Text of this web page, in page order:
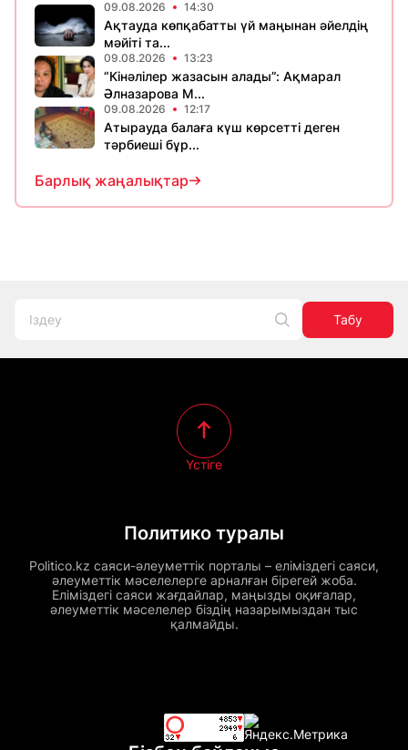
09.08.2026 14:30
Ақтауда көпқабатты үй маңынан әйелдің
мәйіті та...
09.08.2026 13:23
“Кінәлілер жазасын алады”: Ақмарал
Әлназарова М...
09.08.2026 12:17
Атырауда балаға күш көрсетті деген
тәрбиеші бұр...
Барлық жаңалықтар
Табу
Политико туралы
Politico.kz саяси-әлеуметтік порталы – еліміздегі саяси,
әлеуметтік мәселелерге арналған бірегей жоба.
Еліміздегі саяси жағдайлар, маңызды оқиғалар,
әлеуметтік мәселелер біздің назарымыздан тыс
қалмайды.
Үстіге